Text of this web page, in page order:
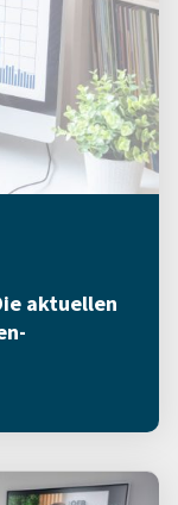
aktuellen